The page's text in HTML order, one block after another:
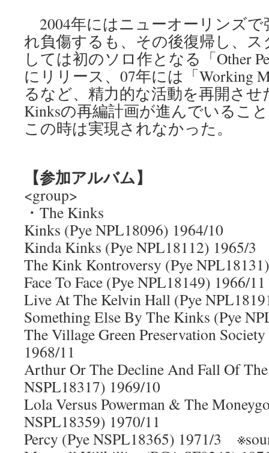
2004年にはニューオーリンズ
れ負傷するも、その後復帰し、
しては初のソロ作となる「Other
にリリース、07年には「Working
るなど、精力的な活動を再開させ
Kinksの再編計画が進んでいるこ
この時は実現されなかった。
【参加アルバム】
<group>
・The Kinks
Kinks (Pye NPL18096) 1964/10
Kinda Kinks (Pye NPL18112) 1965/3
The Kink Kontroversy (Pye
Face To Face (Pye NPL18149) 1966/11
Live At The Kelvin Hall (Pye
Something Else By The Kinks (Pye
The Village Green Preservation
1968/11
Arthur Or The Decline And Fall Of
NSPL18317) 1969/10
Lola Versus Powerman & The
NSPL18359) 1970/11
Percy (Pye NSPL18365) 1971/3